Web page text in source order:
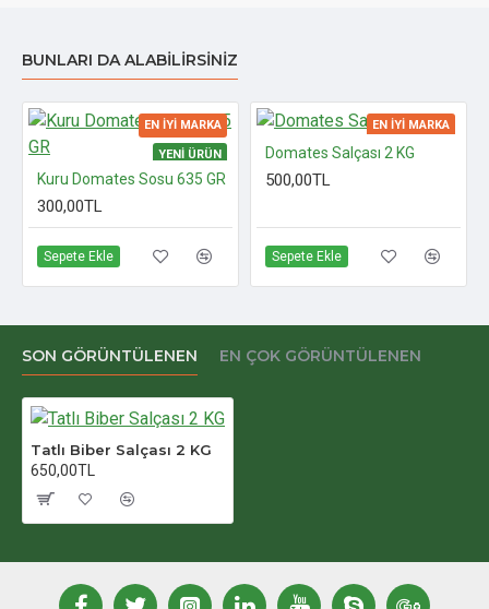
BUNLARI DA ALABILIRSINIZ
YENI ÜRÜN
EN ÇOK SATILAN
EN İYI MARKA
Kuru Domates Sosu 635 GR
300,00TL
Sepete Ekle
YENI ÜRÜN
EN İYI MARKA
Domates Salçası 2 KG
500,00TL
Sepete Ekle
SON GÖRÜNTÜLENEN EN ÇOK GÖRÜNTÜLENEN
Tatlı Biber Salçası 2 KG
650,00TL